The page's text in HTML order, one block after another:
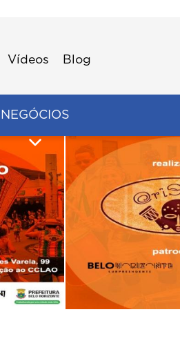
Vídeos Blog
NEGÓCIOS